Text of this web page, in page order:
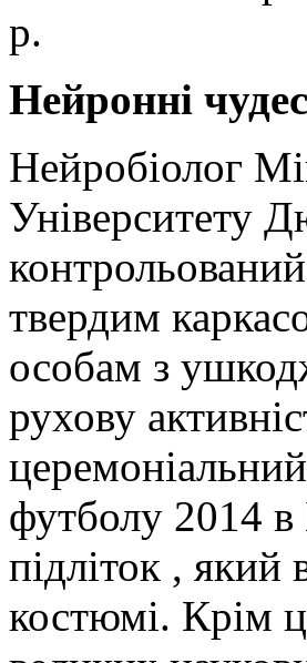
р.
Нейронні
Нейробіолог
Університету
твердим
особам з
рухову
футболу 2014 в
підліток ,
костюмі. Крім